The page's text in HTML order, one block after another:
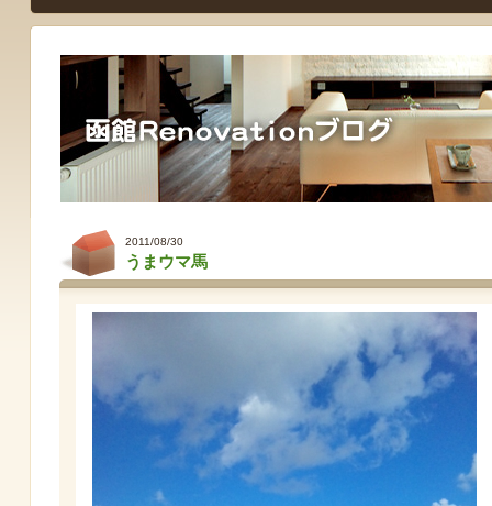
2011/08/30
うまウマ馬